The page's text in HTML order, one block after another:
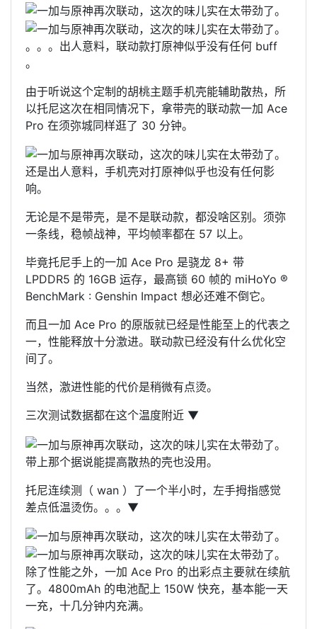
。。。出人意料，联动款打原神似乎没有任何 buff
。
由于听说这个定制的胡桃主题手机壳能辅助散热，所
以托尼这次在相同情况下，拿带壳的联动款一加 Ace
Pro 在须弥城同样逛了 30 分钟。
还是出人意料，手机壳对打原神似乎也没有任何影
响。
无论是不是带壳，是不是联动款，都没啥区别。须弥
一条线，稳帧战神，平均帧率都在 57 以上。
毕竟托尼手上的一加 Ace Pro 是骁龙 8+ 带
LPDDR5 的 16GB 运存，最高锁 60 帧的 miHoYo ®
BenchMark : Genshin Impact 想必还难不倒它。
而且一加 Ace Pro 的原版就已经是性能至上的代表之
一，性能释放十分激进。联动款已经没有什么优化空
间了。
当然，激进性能的代价是稍微有点烫。
三次测试数据都在这个温度附近 ▼
带上那个据说能提高散热的壳也没用。
托尼连续测（ wan ）了一个半小时，左手拇指感觉
差点低温烫伤。。。▼
除了性能之外，一加 Ace Pro 的出彩点主要就在续航
了。4800mAh 的电池配上 150W 快充，基本能一天
一充，十几分钟内充满。